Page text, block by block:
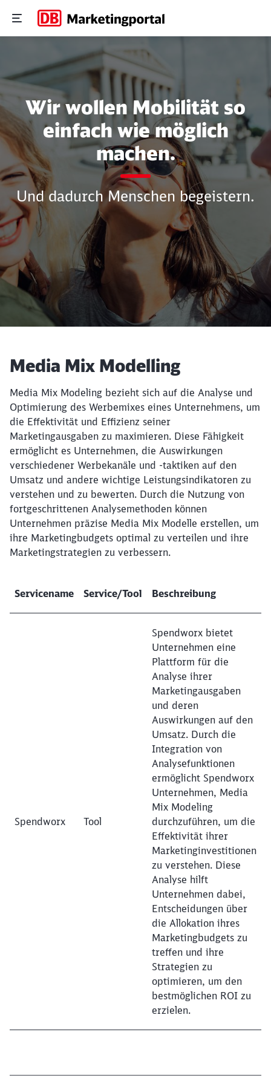
Media Mix Modelling
Wir wollen Mobilität so
einfach wie möglich
machen.
Und dadurch Menschen begeistern.
Artikel:
Media Mix Modelling
Media Mix Modeling bezieht sich auf die Analyse und
Optimierung des Werbemixes eines Unternehmens, um
die Effektivität und Effizienz seiner
Marketingausgaben zu maximieren. Diese Fähigkeit
ermöglicht es Unternehmen, die Auswirkungen
verschiedener Werbekanäle und -taktiken auf den
Umsatz und andere wichtige Leistungsindikatoren zu
verstehen und zu bewerten. Durch die Nutzung von
fortgeschrittenen Analysemethoden können
Unternehmen präzise Media Mix Modelle erstellen, um
ihre Marketingbudgets optimal zu verteilen und ihre
Marketingstrategien zu verbessern.
Servicename Service/Tool Beschreibung
Spendworx Tool
Spendworx bietet
Unternehmen eine
Plattform für die
Analyse ihrer
Marketingausgaben
und deren
Auswirkungen auf den
Umsatz. Durch die
Integration von
Analysefunktionen
ermöglicht Spendworx
Unternehmen, Media
Mix Modeling
durchzuführen, um die
Effektivität ihrer
Marketinginvestitionen
zu verstehen. Diese
Analyse hilft
Unternehmen dabei,
Entscheidungen über
die Allokation ihres
Marketingbudgets zu
treffen und ihre
Strategien zu
optimieren, um den
bestmöglichen ROI zu
erzielen.
Schließen